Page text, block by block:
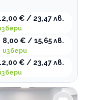
€ / 23,47 лв.
8,00 € / 15,65 лв.
избери
€ / 23,47 лв.